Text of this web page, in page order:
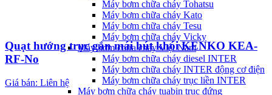
Quạt hướng trục gắn mái hút khói KENKO KEA-
RF-No
Giá bán: Liên hệ
Máy bơm chữa cháy Tohatsu
Máy bơm chữa cháy Kato
Máy bơm chữa cháy Tesu
Máy bơm chữa cháy Vicky
Máy bơm chữa cháy Việt Nam
Máy bơm chữa cháy diesel INTER
Máy bơm chữa cháy INTER động cơ điện
Máy bơm chữa cháy trục liền INTER
Máy bơm chữa cháy tuabin trục đứng